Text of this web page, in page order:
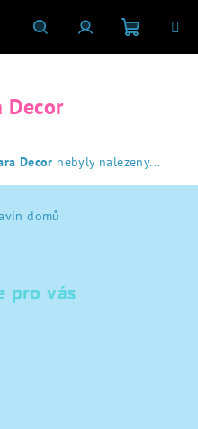
HledatPřihlášeníNákupní
Decor
Decor nebyly nalezeny...
domů
pro vás